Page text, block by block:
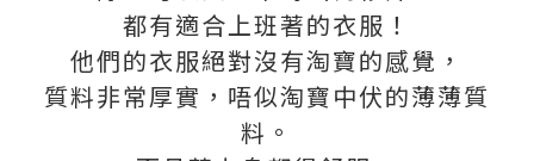
都有適合上班著的衣服！
他們的衣服絕對沒有淘寶的感覺，
質料非常厚實，唔似淘寶中伏的薄薄質
料。